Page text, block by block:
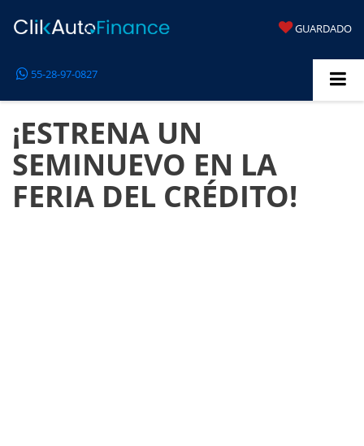
GUARDADO
55-28-97-0827
¡ESTRENA UN
SEMINUEVO EN LA
FERIA DEL CRÉDITO!